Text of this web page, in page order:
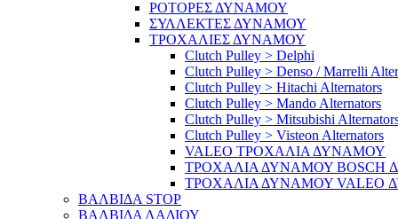
ΡΟΤΟΡΕΣ ΔΥΝΑΜΟΥ
ΣΥΛΛΕΚΤΕΣ ΔΥΝΑΜΟΥ
ΤΡΟΧΑΛΙΕΣ ΔΥΝΑΜΟΥ
Clutch Pulley > Delphi
Clutch Pulley > Denso / Marrelli
Clutch Pulley > Hitachi Alternators
Clutch Pulley > Mando Alternators
Clutch Pulley > Mitsubishi
Clutch Pulley > Visteon Alternators
VALEO ΤΡΟΧΑΛΙΑ ΔΥΝΑΜΟΥ
ΤΡΟΧΑΛΙΑ ΔΥΝΑΜΟΥ BOSCH
ΤΡΟΧΑΛΙΑ ΔΥΝΑΜΟΥ VALEO
ΒΑΛΒΙΔΑ STOP
ΒΑΛΒΙΔΑ ΛΑΔΙΟΥ